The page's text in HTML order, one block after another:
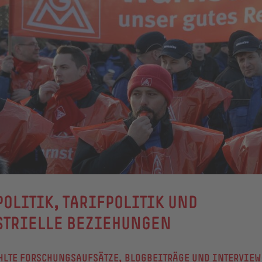
TARIFPOLITIK UND
BEZIEHUNGEN
FORSCHUNGSAUFSÄTZE, BLOGBEITRÄGE UND